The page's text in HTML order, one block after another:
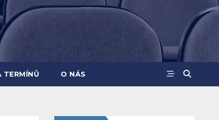
TERMÍNŮ O NÁS